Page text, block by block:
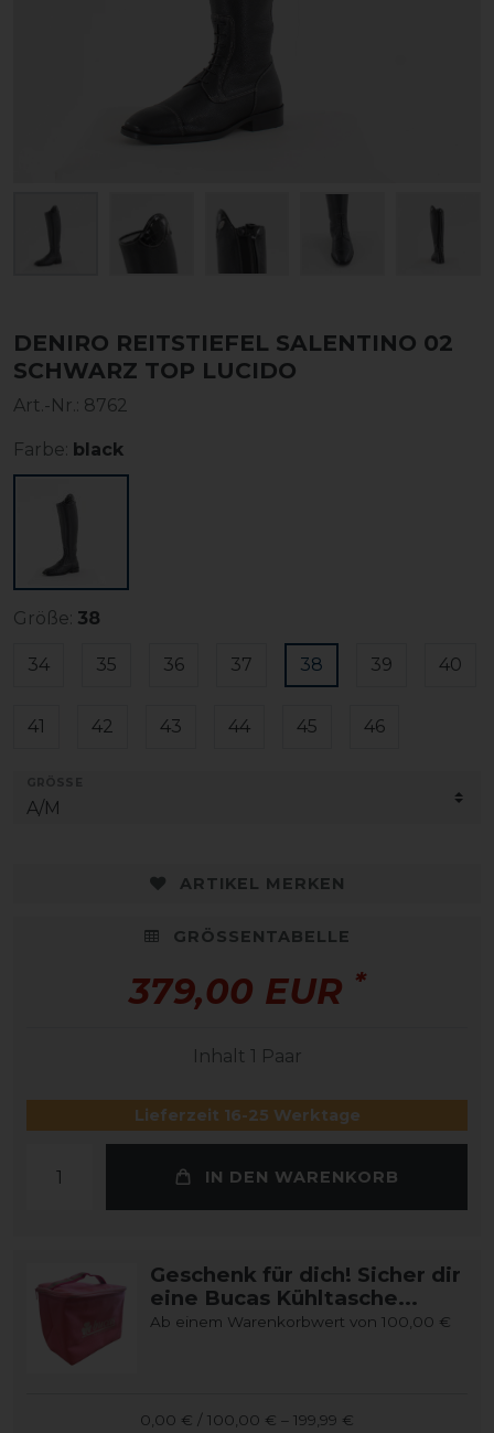
DENIRO REITSTIEFEL SALENTINO 02
SCHWARZ TOP LUCIDO
Art.-Nr.: 8762
Farbe: black
Größe: 38
34 35 36 37 38 39 40
41 42 43 44 45 46
ARTIKEL MERKEN
GRÖSSENTABELLE
379,00 EUR *
Inhalt 1 Paar
Lieferzeit 16-25 Werktage
IN DEN WARENKORB
Geschenk für dich! Sicher dir
eine Bucas Kühltasche...
Ab einem Warenkorbwert von 100,00 €
0,00 € / 100,00 € – 199,99 €